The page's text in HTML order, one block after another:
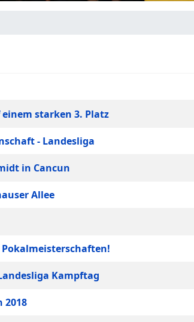
einem starken 3. Platz
- Landesliga
in Cancun
Allee
Kampftag
2018